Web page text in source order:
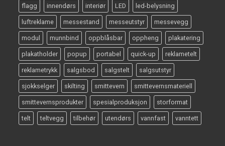
flagg innendørs interiør LED led-belysning
luftreklame messestand messeutstyr messevegg
modul munnbind oppblåsbar oppheng plakatering
plakatholder popup portabel quick-up reklametelt
reklametrykk salgsbod salgstelt salgsutstyr
sjokkselger skilting smittevern smittevernsmateriell
smittevernsprodukter spesialproduksjon storformat
telt teltvegg tilbehør utendørs vannfast vanntett